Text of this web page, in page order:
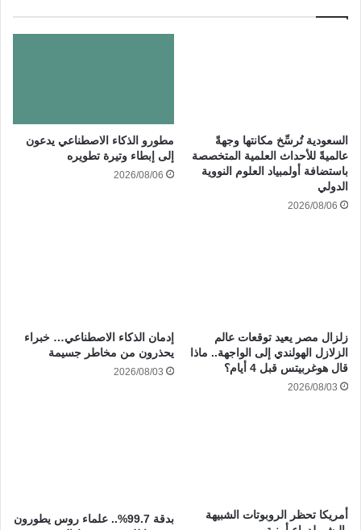
السعودية تُرسِّخ مكانتها وجهةً
عالميةً للأحداث العلمية المتخصصة
باستضافة أولمبياد العلوم النووية
الدولي
2026/08/06
مطورو الذكاء الاصطناعي يدعون
إلى إبطاء وتيرة تطويره
2026/08/06
زلزال مصر يعيد توقعات عالم
الزلازل الهولندي إلى الواجهة.. ماذا
قال هوغربيتس قبل 4 أيام؟
2026/08/03
إدمان الذكاء الاصطناعي… خبراء
يحذرون من مخاطر جسيمة
2026/08/03
أمريكا تحظر الروبوتات الشبيهة
بدقة 99.7%.. علماء روس يطورون